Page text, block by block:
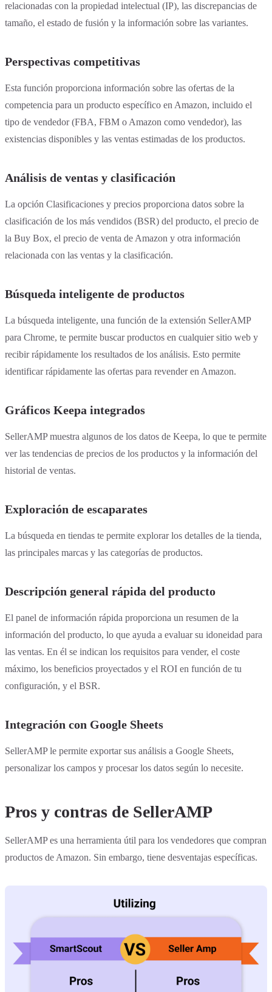
relacionadas con la propiedad intelectual (IP), las discrepancias de
tamaño, el estado de fusión y la información sobre las variantes.
Perspectivas competitivas
Esta función proporciona información sobre las ofertas de la
competencia para un producto específico en Amazon, incluido el
tipo de vendedor (FBA, FBM o Amazon como vendedor), las
existencias disponibles y las ventas estimadas de los productos.
Análisis de ventas y clasificación
La opción Clasificaciones y precios proporciona datos sobre la
clasificación de los más vendidos (BSR) del producto, el precio de
la Buy Box, el precio de venta de Amazon y otra información
relacionada con las ventas y la clasificación.
Búsqueda inteligente de productos
La búsqueda inteligente, una función de la extensión SellerAMP
para Chrome, te permite buscar productos en cualquier sitio web y
recibir rápidamente los resultados de los análisis. Esto permite
identificar rápidamente las ofertas para revender en Amazon.
Gráficos Keepa integrados
SellerAMP muestra algunos de los datos de Keepa, lo que te permite
ver las tendencias de precios de los productos y la información del
historial de ventas.
Exploración de escaparates
La búsqueda en tiendas te permite explorar los detalles de la tienda,
las principales marcas y las categorías de productos.
Descripción general rápida del producto
El panel de información rápida proporciona un resumen de la
información del producto, lo que ayuda a evaluar su idoneidad para
las ventas. En él se indican los requisitos para vender, el coste
máximo, los beneficios proyectados y el ROI en función de tu
configuración, y el BSR.
Integración con Google Sheets
SellerAMP le permite exportar sus análisis a Google Sheets,
personalizar los campos y procesar los datos según lo necesite.
Pros y contras de SellerAMP
SellerAMP es una herramienta útil para los vendedores que compran
productos de Amazon. Sin embargo, tiene desventajas específicas.